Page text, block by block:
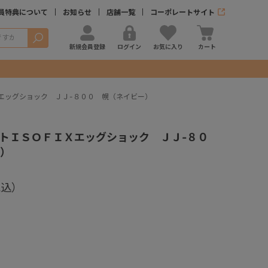
特典について お知らせ 店舗一覧 コーポレートサイト
検索
新規会員登録 ログイン お気に入り カート
ッグショック ＪＪ-８００ 幌（ネイビー）
ＩＳＯＦＩＸエッグショック ＪＪ-８０